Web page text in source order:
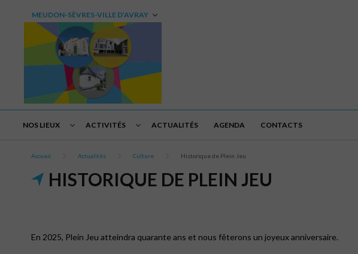
MEUDON-SÈVRES-VILLE D’AVRAY
NOS LIEUX ACTIVITÉS ACTUALITÉS AGENDA CONTACTS
Accueil Actualités Culture Historique de Plein Jeu
HISTORIQUE DE PLEIN JEU
En 2025, Plein Jeu atteindra quarante ans et nous fêterons un joyeux anniversaire.